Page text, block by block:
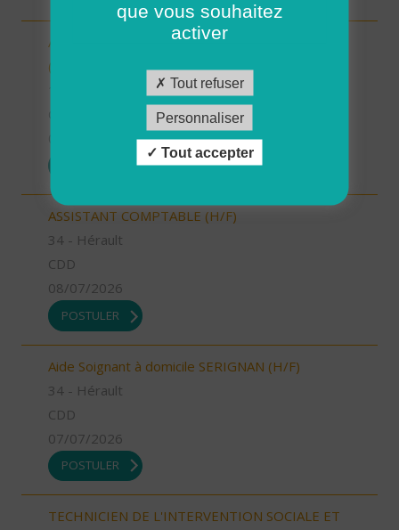
Auxiliaire de puériculture - AURILLAC (15000)
(H/F)
ASSISTANT COMPTABLE (H/F)
34 - Hérault
CDD
08/07/2026
POSTULER
Aide Soignant à domicile SERIGNAN (H/F)
34 - Hérault
CDD
07/07/2026
POSTULER
TECHNICIEN DE L'INTERVENTION SOCIALE ET
que vous souhaitez
activer
Tout refuser
Personnaliser
Tout accepter